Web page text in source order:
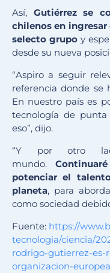
Así, Gutiérrez se
chilenos en
selecto grupo y
desde su nueva
“Aspiro a seguir
referencia donde se
En nuestro país es
tecnología de
eso”, dijo.
“Y por otro
mundo.
potenciar el
planeta, para
como sociedad
Fuente: https://
tecnologia/ciencia/
rodrigo-gutierrez-es-
organizacion-